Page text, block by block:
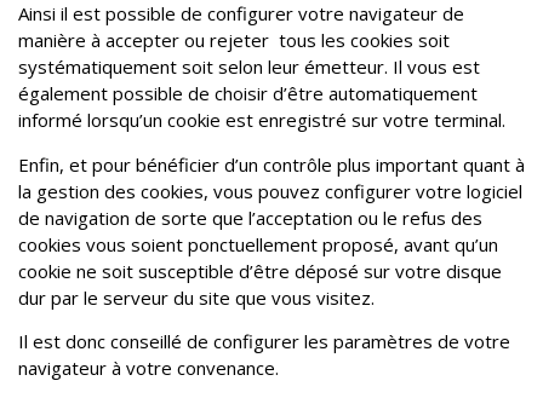
Ainsi il est possible de configurer votre navigateur de
manière à accepter ou rejeter tous les cookies soit
systématiquement soit selon leur émetteur. Il vous est
également possible de choisir d’être automatiquement
informé lorsqu’un cookie est enregistré sur votre terminal.
Enfin, et pour bénéficier d’un contrôle plus important quant à
la gestion des cookies, vous pouvez configurer votre logiciel
de navigation de sorte que l’acceptation ou le refus des
cookies vous soient ponctuellement proposé, avant qu’un
cookie ne soit susceptible d’être déposé sur votre disque
dur par le serveur du site que vous visitez.
Il est donc conseillé de configurer les paramètres de votre
navigateur à votre convenance.